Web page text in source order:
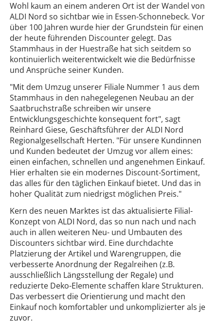
Wohl kaum an einem anderen Ort ist der Wandel von
ALDI Nord so sichtbar wie in Essen-Schonnebeck. Vor
über 100 Jahren wurde hier der Grundstein für einen
der heute führenden Discounter gelegt. Das
Stammhaus in der Huestraße hat sich seitdem so
kontinuierlich weiterentwickelt wie die Bedürfnisse
und Ansprüche seiner Kunden.
"Mit dem Umzug unserer Filiale Nummer 1 aus dem
Stammhaus in den nahegelegenen Neubau an der
Saatbruchstraße schreiben wir unsere
Entwicklungsgeschichte konsequent fort", sagt
Reinhard Giese, Geschäftsführer der ALDI Nord
Regionalgesellschaft Herten. "Für unsere Kundinnen
und Kunden bedeutet der Umzug vor allem eines:
einen einfachen, schnellen und angenehmen Einkauf.
Hier erhalten sie ein modernes Discount-Sortiment,
das alles für den täglichen Einkauf bietet. Und das in
hoher Qualität zum niedrigst möglichen Preis."
Kern des neuen Marktes ist das aktualisierte Filial-
Konzept von ALDI Nord, das so nun nach und nach
auch in allen weiteren Neu- und Umbauten des
Discounters sichtbar wird. Eine durchdachte
Platzierung der Artikel und Warengruppen, die
verbesserte Anordnung der Regalreihen (z.B.
ausschließlich Längsstellung der Regale) und
reduzierte Deko-Elemente schaffen klare Strukturen.
Das verbessert die Orientierung und macht den
Einkauf noch komfortabler und unkomplizierter als je
zuvor.